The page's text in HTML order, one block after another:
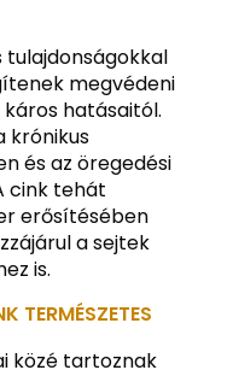
megvédeni
hatásaitól.
krónikus
és az öregedési
cink tehát
erősítésében
a sejtek
is.
TERMÉSZETES
közé tartoznak